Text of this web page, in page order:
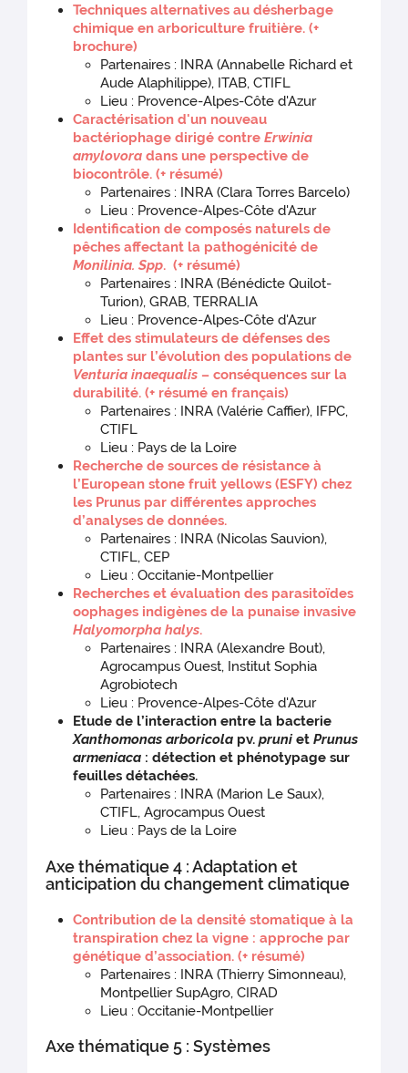
Techniques alternatives au désherbage
chimique en arboriculture fruitière. (+
brochure)
Partenaires : INRA (Annabelle Richard et
Aude Alaphilippe), ITAB, CTIFL
Lieu : Provence-Alpes-Côte d'Azur
Caractérisation d'un nouveau
bactériophage dirigé contreErwinia
amylovoradans une perspective de
biocontrôle. (+ résumé)
Partenaires : INRA (Clara Torres Barcelo)
Lieu : Provence-Alpes-Côte d'Azur
Identification de composés naturels de
pêches affectant la pathogénicité de
Monilinia. Spp. (+ résumé)
Partenaires : INRA (Bénédicte Quilot-
Turion), GRAB, TERRALIA
Lieu : Provence-Alpes-Côte d'Azur
Effet des stimulateurs de défenses des
plantes sur l’évolution des populations de
Venturia inaequalis – conséquences sur la
durabilité.(+ résumé en français)
Partenaires : INRA (Valérie Caffier), IFPC,
CTIFL
Lieu : Pays de la Loire
Recherche de sources de résistance à
l’European stone fruit yellows (ESFY) chez
les Prunus par différentes approches
d’analyses de données.
Partenaires : INRA (Nicolas Sauvion),
CTIFL, CEP
Lieu : Occitanie-Montpellier
Recherches et évaluation des parasitoïdes
oophages indigènes de la punaise invasive
Halyomorpha halys.
Partenaires : INRA (Alexandre Bout),
Agrocampus Ouest, Institut Sophia
Agrobiotech
Lieu : Provence-Alpes-Côte d'Azur
Etude de l’interaction entre la bacterie
Xanthomonas arboricola pv.prunietPrunus
armeniaca : détection et phénotypage sur
feuilles détachées.
Partenaires : INRA (Marion Le Saux),
CTIFL, Agrocampus Ouest
Lieu : Pays de la Loire
Axe thématique 4 : Adaptation et
anticipation du changement climatique
Contribution de la densité stomatique à la
transpiration chez la vigne : approche par
génétique d’association. (+ résumé)
Partenaires : INRA (Thierry Simonneau),
Montpellier SupAgro, CIRAD
Lieu : Occitanie-Montpellier
Axe thématique 5 : Systèmes